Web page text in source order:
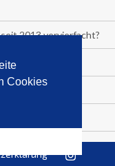
Cookies
2013 vervierfacht?
Buch